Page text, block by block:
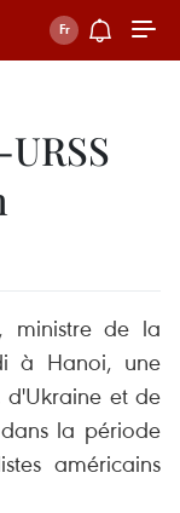
ministre de la
à Hanoi, une
d'Ukraine et de
la période
américains